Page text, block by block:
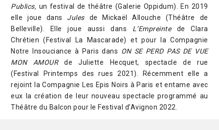
Publics, un festival de théâtre (Galerie Oppidum). En 2019
elle joue dans Jules de Mickaël Allouche (Théâtre de
Belleville). Elle joue aussi dans L’Empreinte de Clara
Chrétien (Festival La Mascarade) et pour la Compagnie
Notre Insouciance à Paris dans ON SE PERD PAS DE VUE
MON AMOURde Juliette Hecquet, spectacle de rue
(Festival Printemps des rues 2021). Récemment elle a
rejoint la Compagnie Les Epis Noirs à Paris et entame avec
eux la création de leur nouveau spectacle programmé au
Théâtre du Balcon pour le Festival d’Avignon 2022.